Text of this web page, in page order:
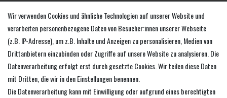
Login
Warenkorb
Zur Kasse
Service
Wir verwenden Cookies und ähnliche Technologien auf unserer Website und
verarbeiten personenbezogene Daten von Besucher:innen unserer Webseite
(z.B. IP-Adresse), um z.B. Inhalte und Anzeigen zu personalisieren, Medien von
Drittanbietern einzubinden oder Zugriffe auf unsere Website zu analysieren. Die
Datenverarbeitung erfolgt erst durch gesetzte Cookies. Wir teilen diese Daten
mit Dritten, die wir in den Einstellungen benennen.
Die Datenverarbeitung kann mit Einwilligung oder aufgrund eines berechtigten